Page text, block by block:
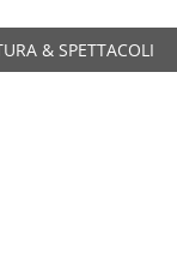
& SPETTACOLI